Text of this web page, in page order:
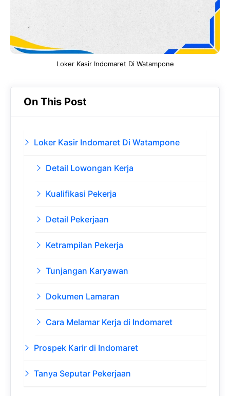
Loker Kasir Indomaret Di Watampone
On This Post
Loker Kasir Indomaret Di Watampone
Detail Lowongan Kerja
Kualifikasi Pekerja
Detail Pekerjaan
Ketrampilan Pekerja
Tunjangan Karyawan
Dokumen Lamaran
Cara Melamar Kerja di Indomaret
Prospek Karir di Indomaret
Tanya Seputar Pekerjaan